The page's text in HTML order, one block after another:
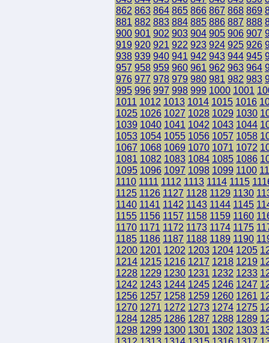
862 863 864 865 866 867 868 869
881 882 883 884 885 886 887 888
900 901 902 903 904 905 906 907
919 920 921 922 923 924 925 926
938 939 940 941 942 943 944 945
957 958 959 960 961 962 963 964
976 977 978 979 980 981 982 983
995 996 997 998 999 1000 1001
1011 1012 1013 1014 1015 1016
1025 1026 1027 1028 1029 1030
1039 1040 1041 1042 1043 1044
1053 1054 1055 1056 1057 1058
1067 1068 1069 1070 1071 1072
1081 1082 1083 1084 1085 1086
1095 1096 1097 1098 1099 1100
1110 1111 1112 1113 1114 1115
1125 1126 1127 1128 1129 1130
1140 1141 1142 1143 1144 1145
1155 1156 1157 1158 1159 1160
1170 1171 1172 1173 1174 1175
1185 1186 1187 1188 1189 1190
1200 1201 1202 1203 1204 1205
1214 1215 1216 1217 1218 1219
1228 1229 1230 1231 1232 1233
1242 1243 1244 1245 1246 1247
1256 1257 1258 1259 1260 1261
1270 1271 1272 1273 1274 1275
1284 1285 1286 1287 1288 1289
1298 1299 1300 1301 1302 1303